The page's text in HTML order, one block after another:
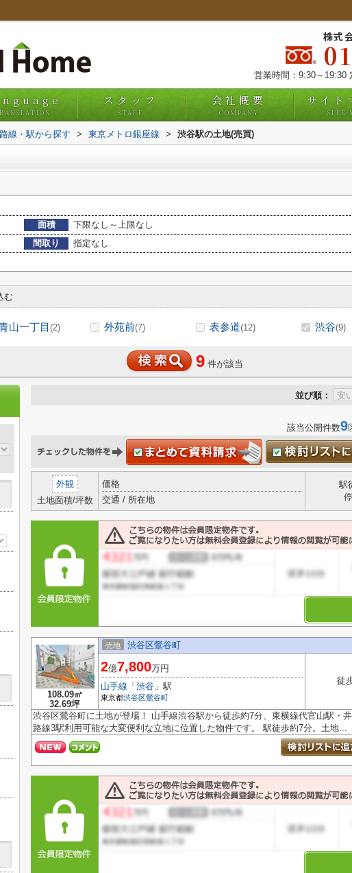
株式
営業時間：9:30～19:30
スタッフ
STAFF
会社概要
COMPANY
サイト
SITE
線・駅から探す > 東京メトロ銀座線 > 渋谷駅の土地(売買)
面積
下限なし～上限なし
間取り
指定なし
む
山一丁目 (2) 外苑前(7) 表参道(12) 渋谷(9)
9 件が該当
並び順：
該当公開件数9
外観
土地面積/坪数
価格
交通 / 所在地
駅
108.09㎡
32.69坪
売地 渋谷区鶯谷町
2億7,800万円
山手線 「 渋谷 」駅
東京都渋谷区鶯谷町
徒
渋谷区鶯谷町に土地が登場！ 山手線渋谷駅から徒歩約7分、東横線代官山駅・
路線3駅利用可能な大変便利な立地に位置した物件です。 駅徒歩約7分。土地...